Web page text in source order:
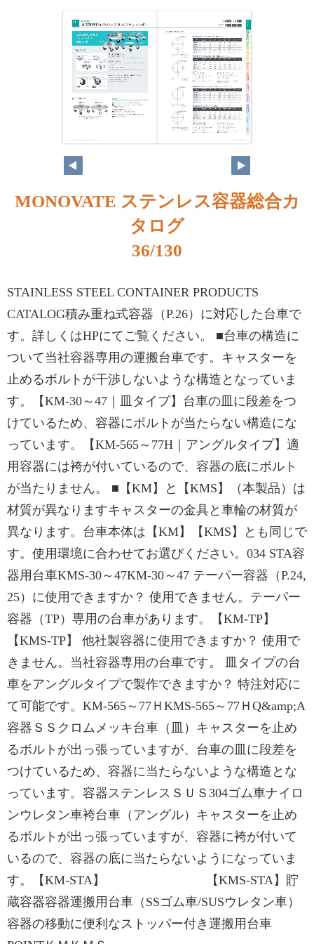
MONOVATE ステンレス容器総合カ
タログ
36/130
STAINLESS STEEL CONTAINER PRODUCTS
CATALOG積み重ね式容器（P.26）に対応した台車で
す。詳しくはHPにてご覧ください。 ■台車の構造に
ついて当社容器専用の運搬台車です。キャスターを
止めるボルトが干渉しないような構造となっていま
す。【KM-30～47｜皿タイプ】台車の皿に段差をつ
けているため、容器にボルトが当たらない構造にな
っています。【KM-565～77H｜アングルタイプ】適
用容器には袴が付いているので、容器の底にボルト
が当たりません。 ■【KM】と【KMS】（本製品）は
材質が異なりますキャスターの金具と車輪の材質が
異なります。台車本体は【KM】【KMS】とも同じで
す。使用環境に合わせてお選びください。034 STA容
器用台車KMS-30～47KM-30～47 テーパー容器（P.24,
25）に使用できますか？ 使用できません。テーパー
容器（TP）専用の台車があります。【KM-TP】
【KMS-TP】 他社製容器に使用できますか？ 使用で
きません。当社容器専用の台車です。 皿タイプの台
車をアングルタイプで製作できますか？ 特注対応に
て可能です。KM-565～77ＨKMS-565～77ＨQ&amp;A
容器ＳＳクロムメッキ台車（皿）キャスターを止め
るボルトが出っ張っていますが、台車の皿に段差を
つけているため、容器に当たらないような構造とな
っています。容器ステンレスＳＵＳ304ゴム車ナイロ
ンウレタン車袴台車（アングル）キャスターを止め
るボルトが出っ張っていますが、容器に袴が付いて
いるので、容器の底に当たらないようになっていま
す。【KM-STA】 【KMS-STA】貯
蔵容器容器運搬用台車（SSゴム車/SUSウレタン車）
容器の移動に便利なストッパー付き運搬用台車